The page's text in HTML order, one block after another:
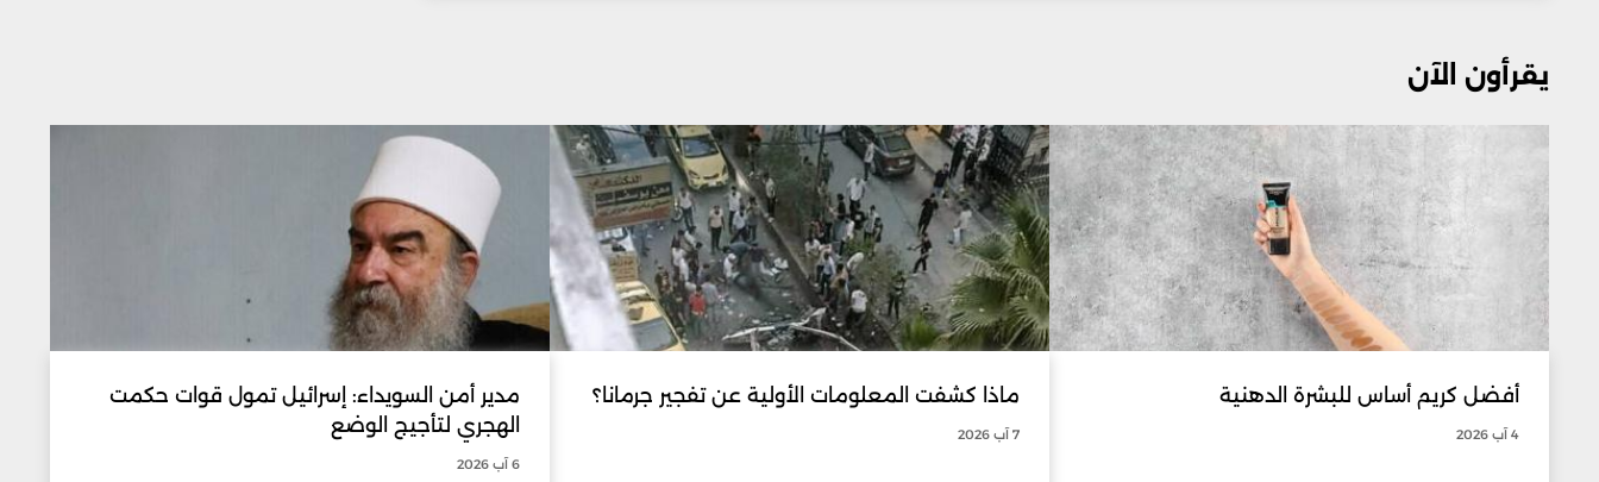
يقرأون الآن
أفضل كريم أساس للبشرة الدهنية
4 آب 2026
ماذا كشفت المعلومات الأولية عن تفجير جرمانا؟
7 آب 2026
مدير أمن السويداء: إسرائيل تمول قوات حكمت
الهجري لتأجيج الوضع
6 آب 2026